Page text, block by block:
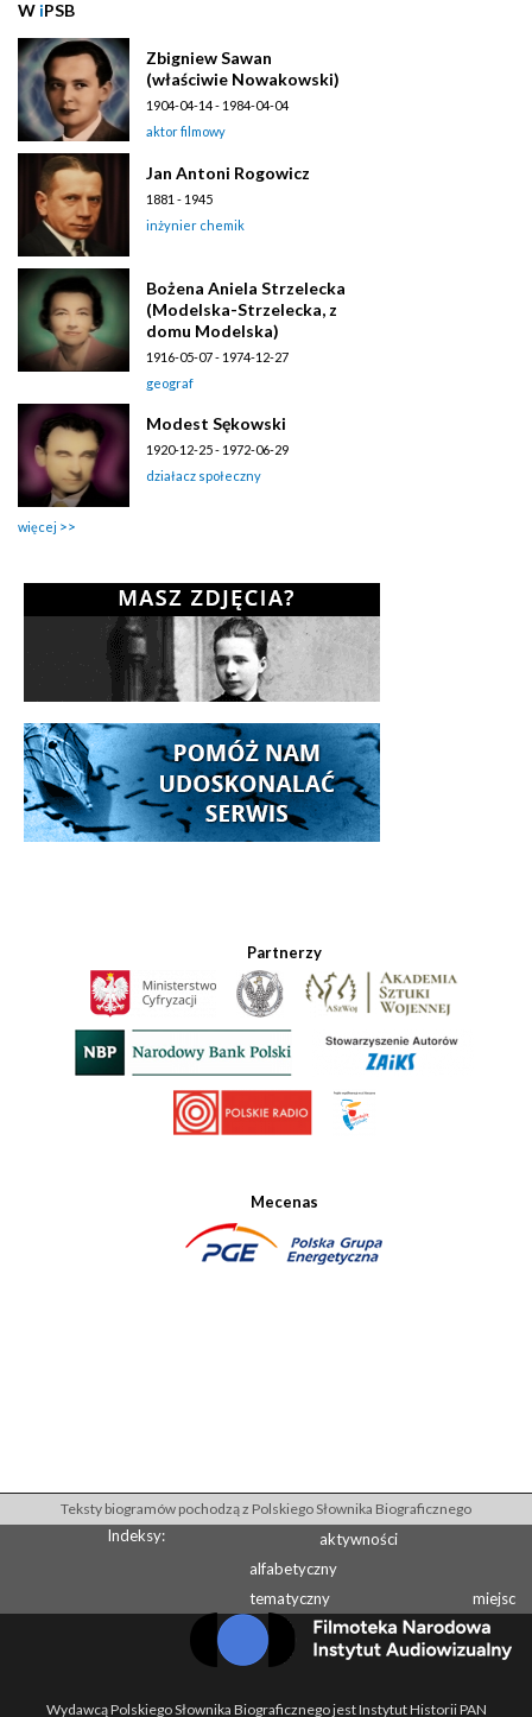
W iPSB
Zbigniew Sawan
(właściwie Nowakowski)
1904-04-14 - 1984-04-04
aktor filmowy
Jan Antoni Rogowicz
1881 - 1945
inżynier chemik
Bożena Aniela Strzelecka
(Modelska-Strzelecka, z
domu Modelska)
1916-05-07 - 1974-12-27
geograf
Modest Sękowski
1920-12-25 - 1972-06-29
działacz społeczny
więcej
Partnerzy
Mecenas
Teksty biogramów pochodzą z Polskiego Słownika Biograficznego
Indeksy:
aktywności
alfabetyczny
tematyczny
miejsc
Wydawcą Polskiego Słownika Biograficznego jest Instytut Historii PAN